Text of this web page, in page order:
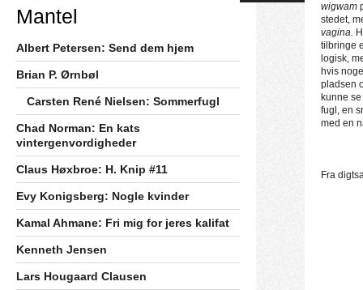
wigwam
stedet,
vagina.
tilbringe
logisk,
hvis
pladsen
kunne
fugl, en
med en
Fra
Mantel
Albert Petersen: Send dem hjem
Brian P. Ørnbøl
Carsten René Nielsen: Sommerfugl
Chad Norman: En kats
vintergenvordigheder
Claus Høxbroe: H. Knip #11
Evy Konigsberg: Nogle kvinder
Kamal Ahmane: Fri mig for jeres kalifat
Kenneth Jensen
Lars Hougaard Clausen